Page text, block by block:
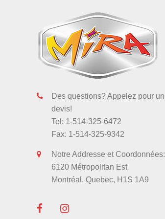
Des questions? Appelez pour un
devis!
Tel: 1-514-325-6472
Fax: 1-514-325-9342
Notre Addresse et Coordonnées:
6120 Métropolitan Est
Montréal, Quebec, H1S 1A9